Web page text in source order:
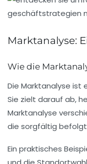
Marktanalyse:
Wie die
Die Marktanalyse ist
Sie zielt darauf ab,
Marktanalyse
die sorgfältig befolgt
Ein praktisches